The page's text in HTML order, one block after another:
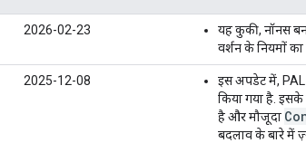
2026-02-23 यह कुकी, नॉनस
वर्शन के नियमों
2025-12-08
इस अपडेट में,
किया गया है. इसके
है और मौजूदा
बदलाव के बारे में